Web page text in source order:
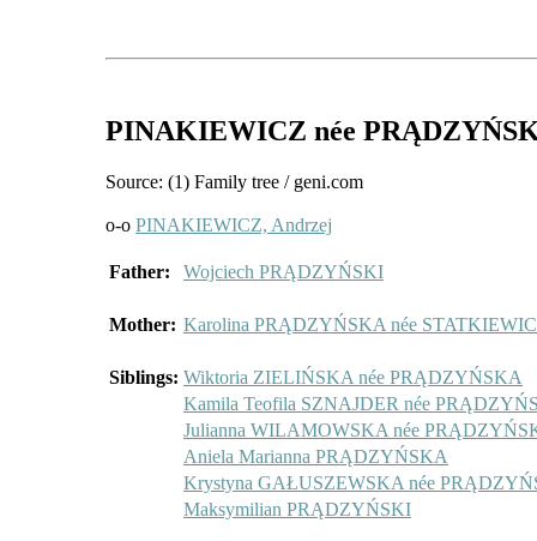
PINAKIEWICZ née
Source: (1) Family tree / geni.com
o-o PINAKIEWICZ, Andrzej
Father: Wojciech PRĄDZYŃSKI
Mother: Karolina PRĄDZYŃSKA née
Siblings: Wiktoria ZIELIŃSKA née PRĄDZYŃSKA
Kamila Teofila SZNAJDER née
Julianna WILAMOWSKA née
Aniela Marianna PRĄDZYŃSKA
Krystyna GAŁUSZEWSKA née
Maksymilian PRĄDZYŃSKI